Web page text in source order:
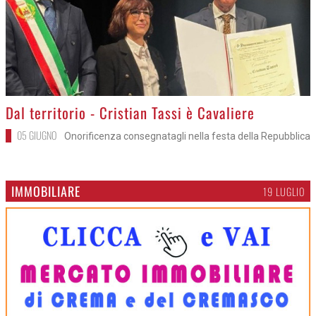
>
Dal territorio - Cristian Tassi è Cavaliere
05 GIUGNO Onorificenza consegnatagli nella festa della Repubblica
IMMOBILIARE 19 LUGLIO